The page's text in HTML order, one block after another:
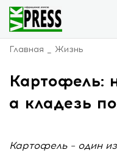
Главная Жизнь
Картофель:
а кладезь
Картофель – один